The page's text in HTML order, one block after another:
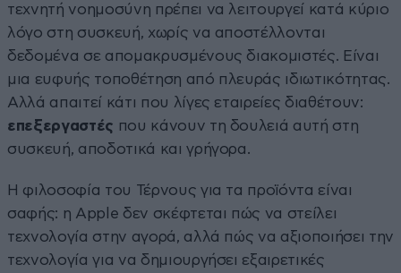
τεχνητή νοημοσύνη πρέπει να λειτουργεί κατά κύριο
λόγο στη συσκευή, χωρίς να αποστέλλονται
δεδομένα σε απομακρυσμένους διακομιστές. Είναι
μια ευφυής τοποθέτηση από πλευράς ιδιωτικότητας.
Αλλά απαιτεί κάτι που λίγες εταιρείες διαθέτουν:
επεξεργαστές που κάνουν τη δουλειά αυτή στη
συσκευή, αποδοτικά και γρήγορα.
Η φιλοσοφία του Τέρνους για τα προϊόντα είναι
σαφής: η Apple δεν σκέφτεται πώς να στείλει
τεχνολογία στην αγορά, αλλά πώς να αξιοποιήσει την
τεχνολογία για να δημιουργήσει εξαιρετικές